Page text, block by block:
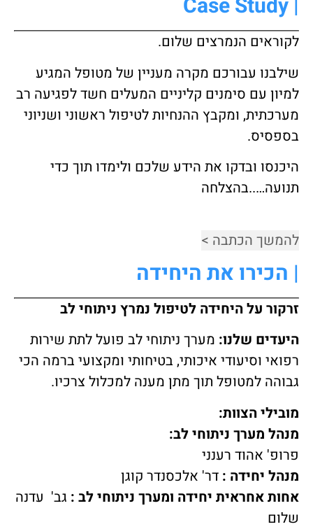
| Case Study
לקוראים הנמרצים שלום.
שילבנו עבורכם מקרה מעניין של מטופל המגיע
למיון עם סימנים קליניים המעלים חשד לפגיעה רב
מערכתית, ומקבץ ההנחיות לטיפול ראשוני ושניוני
בספסיס.
היכנסו ובדקו את הידע שלכם ולימדו תוך כדי
תנועה…..בהצלחה
להמשך הכתבה >
| הכירו את היחידה
זרקור על היחידה לטיפול נמרץ ניתוחי לב
היעדים שלנו: מערך ניתוחי לב פועל לתת שירות
רפואי וסיעודי איכותי, בטיחותי ומקצועי ברמה הכי
גבוהה למטופל תוך מתן מענה למכלול צרכיו.
מובילי הצוות:
מנהל מערך ניתוחי לב:
פרופ' אהוד רענני
מנהל יחידה : דר' אלכסנדר קוגן
אחות אחראית יחידה ומערך ניתוחי לב : גב' עדנה
שלום